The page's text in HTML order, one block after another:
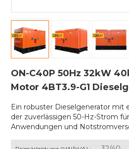
ON-C40P 50Hz 32kW
Motor 4BT3.9-G1
Ein robuster Dieselgenerator mit
der zuverlässigen 50-Hz-Strom
Anwendungen und